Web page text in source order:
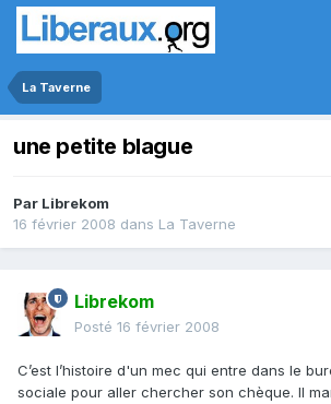
La Taverne
une petite blague
Par Librekom
16 février 2008 dans La Taverne
Librekom
Posté 16 février 2008
C’est l’histoire d'un mec qui entre dans le
sociale pour aller chercher son chèque. Il